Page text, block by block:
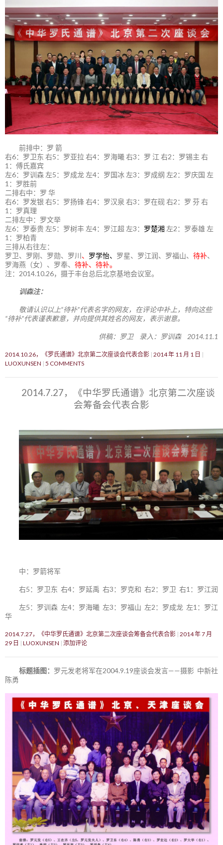
前排中：罗 箭
右6：罗卫东 右5：罗亚拉 右4：罗海曦 右3：罗 江 右2：罗锡主 右
1：傅氏嘉宾
左6：罗训森 左5：罗成龙 左4：罗国冰 左3：罗成纲 左2：罗庆国 左
1：罗胜前
二排右中：罗 华
右6：罗发银 右5：罗扬锋 右4：罗汉泉 右3：罗在砚 右2：罗 芬 右
1：罗真理
二排左中：罗文举
左6：罗泰贵 左5：罗树丰 左4：罗江超 左3： 罗楚湘 左2：罗泰雄 左
1：罗柏青
三排从右往左：
罗卫、罗刚、罗勋、罗川 、 罗学怡、 罗星、罗江润、罗福山、 待补、
罗海燕（女）、罗奉、 待补、待补。
注：2014.10.26，摄于丰台总后北京基地会议室。
训森注：
敬请认识以上“待补”代表名字的网友，在评论中补上，特向这些
“待补”代表谨表歉意，并向提供其姓名的网友，表示谢意。
供稿：罗卫 录入：罗训森 2014.11.1
2014.10.26，《罗氏通谱》北京第二次座谈会代表合影 2014 年 11 月 1 日
LUOXUNSEN 5 COMMENTS
2014.7.27，《中华罗氏通谱》北京第二次座谈
会筹备会代表合影
中：罗箭将军
右5：罗卫东 右4：罗延禹 右3：罗克和 右2：罗卫 右1：罗江润
左5：罗训森 左4：罗海曦 左3：罗福山 左2：罗成龙 左1：罗江
华
2014.7.27，《中华罗氏通谱》北京第二次座谈会筹备会代表合影 2014 年 7 月
29 日
LUOXUNSEN 添加评论
标题插图： 罗元发老将军在2004.9.19座谈会发言——摄影 中新社
陈勇